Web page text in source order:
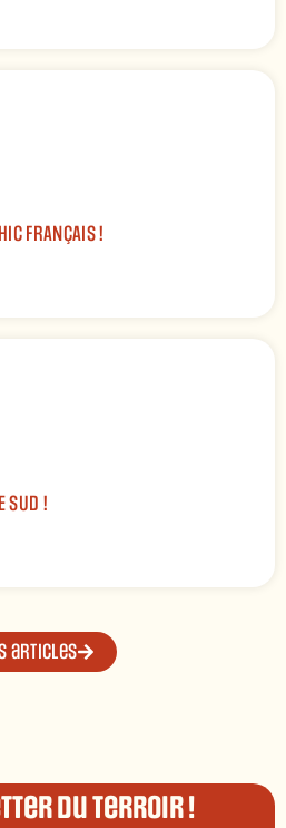
FRANÇAIS !
SUD !
articles
du terroir !